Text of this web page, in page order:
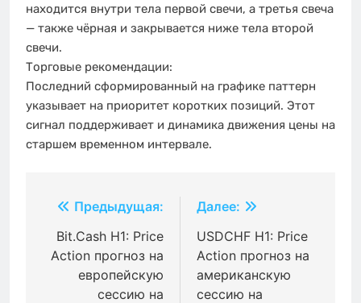
находится внутри тела первой свечи, а третья свеча
— также чёрная и закрывается ниже тела второй
свечи.
Торговые рекомендации:
Последний сформированный на графике паттерн
указывает на приоритет коротких позиций. Этот
сигнал поддерживает и динамика движения цены на
старшем временном интервале.
Навигация
по
записям
Предыдущая:
Bit.Cash H1: Price
Action прогноз на
европейскую
сессию на
Далее:
USDCHF H1: Price
Action прогноз на
американскую
сессию на